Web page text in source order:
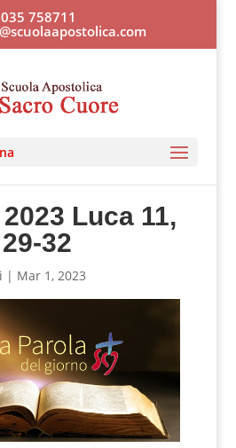
035 758711
Luca 11,
29-32
| Mar 1, 2023